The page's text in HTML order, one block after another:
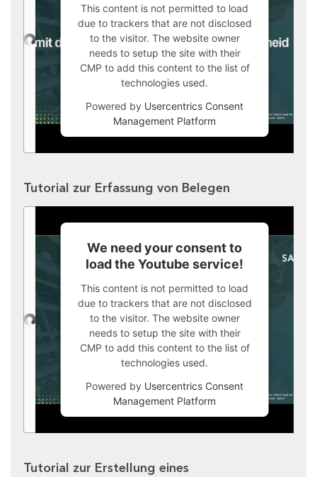
This content is not permitted to load
due to trackers that are not disclosed
to the visitor. The website owner
needs to setup the site with their
CMP to add this content to the list of
technologies used.
Powered by Usercentrics Consent
Management Platform
Tutorial zur Erfassung von Belegen
We need your consent to
load the Youtube service!
This content is not permitted to load
due to trackers that are not disclosed
to the visitor. The website owner
needs to setup the site with their
CMP to add this content to the list of
technologies used.
Powered by Usercentrics Consent
Management Platform
Tutorial zur Erstellung eines